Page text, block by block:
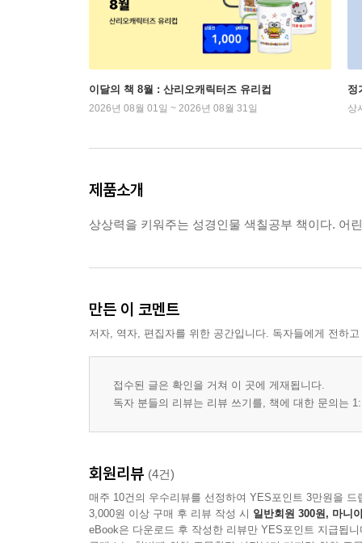
이달의 책 8월 : 산리오캐릭터즈 유리컵
2026년 08월 01일 ~ 2026년 08월 31일
정
상
제품소개
상상력을 키워주는 성경인물 색칠공부 책이다. 어
만든 이 코멘트
저자, 역자, 편집자를 위한 공간입니다. 독자들에게 전하
접수된 글은 확인을 거쳐 이 곳에 게재됩니다.
독자 분들의 리뷰는 리뷰 쓰기를, 책에 대한 문의는
회원리뷰 (4건)
매주 10건의 우수리뷰를 선정하여 YES포인트 3만원을 드
3,000원 이상 구매 후 리뷰 작성 시 일반회원 300원, 마니
eBook은 다운로드 후 작성한 리뷰만 YES포인트 지급됩니